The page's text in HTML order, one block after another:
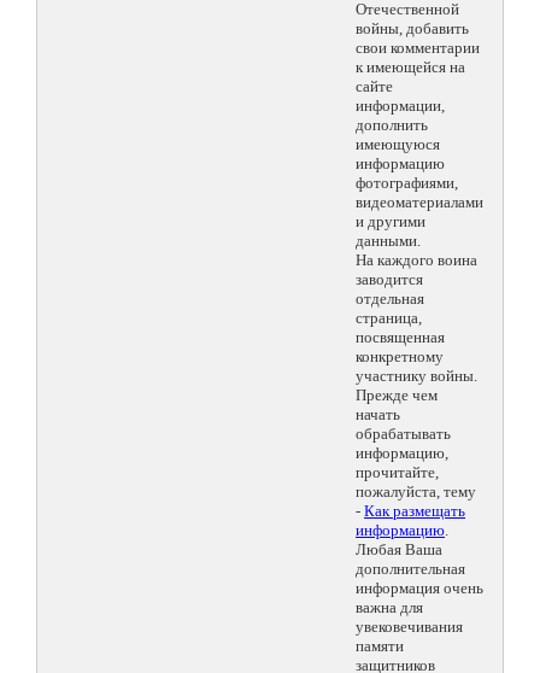
Отечественной
войны, добавить
свои комментарии
к имеющейся на
сайте
информации,
дополнить
имеющуюся
информацию
фотографиями,
видеоматериалами
и другими
данными.
На каждого воина
заводится
отдельная
страница,
посвященная
конкретному
участнику войны.
Прежде чем
начать
обрабатывать
информацию,
прочитайте,
пожалуйста, тему
- Как размещать
информацию.
Любая Ваша
дополнительная
информация очень
важна для
увековечивания
памяти
защитников